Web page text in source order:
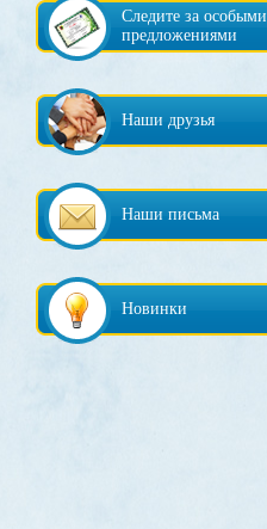
Следите за особыми
предложениями
Наши друзья
Наши письма
Новинки